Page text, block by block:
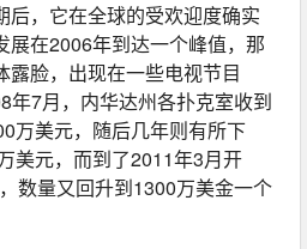
后，它在全球的受欢迎度确实
展在2006年到达一个峰值，那
露脸，出现在一些电视节目
年7月，内华达州各扑克室收到
万美元，随后几年则有所下
美元，而到了2011年3月开
数量又回升到1300万美金一个